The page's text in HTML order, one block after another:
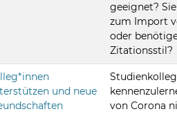
geeignet?
zum Import
oder
Zitationsstil?
und neue
von Corona